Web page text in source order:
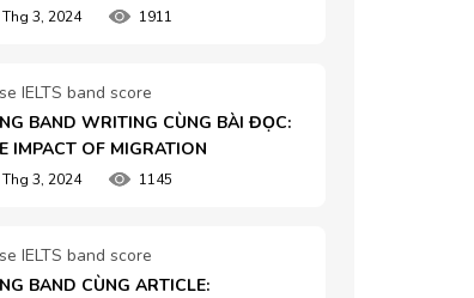
Thg 3, 2024 1911
IELTS band score
BAND WRITING CÙNG BÀI ĐỌC:
IMPACT OF MIGRATION
Thg 3, 2024 1145
IELTS band score
BAND CÙNG ARTICLE: